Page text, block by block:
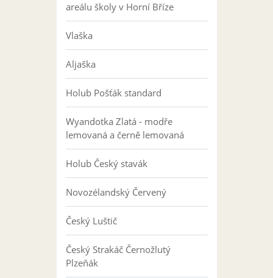
areálu školy v Horní Bříze
Vlaška
Aljaška
Holub Pošťák standard
Wyandotka Zlatá - modře
lemovaná a černě lemovaná
Holub Český stavák
Novozélandský Červený
Český Luštič
Český Strakáč Černožlutý
Plzeňák